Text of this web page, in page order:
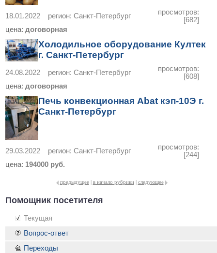
18.01.2022 регион: Санкт-Петербург
просмотров:
[682]
цена: договорная
Холодильное оборудование Култек
г. Санкт-Петербург
24.08.2022 регион: Санкт-Петербург
просмотров:
[608]
цена: договорная
Печь конвекционная Abat кэп-10Э г.
Санкт-Петербург
29.03.2022 регион: Санкт-Петербург
просмотров:
[244]
цена: 194000 руб.
предыдущее | в начало рубрики | следующее
Помощник посетителя
Текущая
Вопрос-ответ
Переходы